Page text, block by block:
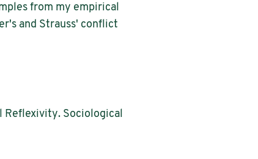
from my empirical
and Strauss' conflict
Reflexivity. Sociological